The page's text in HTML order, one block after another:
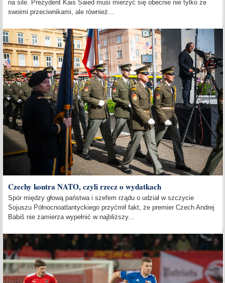
na sile. Prezydent Kais Saied musi mierzyć się obecnie nie tylko ze
swoimi przeciwnikami, ale również...
Czechy kontra NATO, czyli rzecz o wydatkach
Spór między głową państwa i szefem rządu o udział w szczycie
Sojuszu Północnoatlantyckiego przyćmił fakt, że premier Czech Andrej
Babiš nie zamierza wypełnić w najbliższy...